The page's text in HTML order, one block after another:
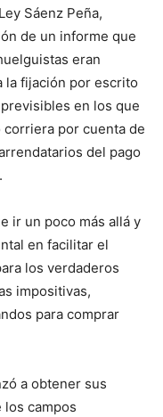
Sáenz Peña,
de un informe que
eran
la fijación por escrito
en los que
por cuenta de
del pago
ir un poco más allá y
en facilitar el
los verdaderos
impositivas,
para comprar
a obtener sus
campos